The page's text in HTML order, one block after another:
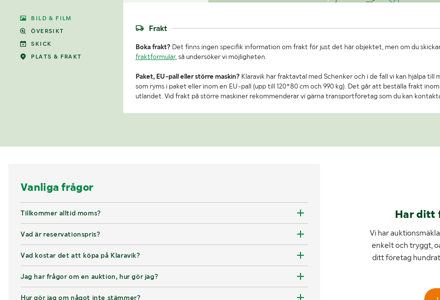
BILD & FILM
ÖVERSIKT
SKICK
PLATS & FRAKT
Frakt
Boka frakt?Det finns ingen specifik information om frakt för just det här objektet, men om du
fraktformulär, så undersöker vi möjligheten.
Paket, EU-pall eller större maskin?Klaravik har fraktavtal med Schenker och i de fall vi kan hjälpa till
som ryms i paket eller inom en EU-pall (upp till 120*80 cm och 990 kg). Det går att beställa frakt
utlandet. Vid frakt på större maskiner rekommenderar vi gärna transportföretag som du kan
Vanliga frågor
Tillkommer alltid moms?
Vad är reservationspris?
Vad kostar det att köpa på Klaravik?
Jag har frågor om en auktion, hur gör jag?
Hur gör jag om något inte stämmer?
Har ditt
Vi har
enkelt och tryggt,
ditt företag